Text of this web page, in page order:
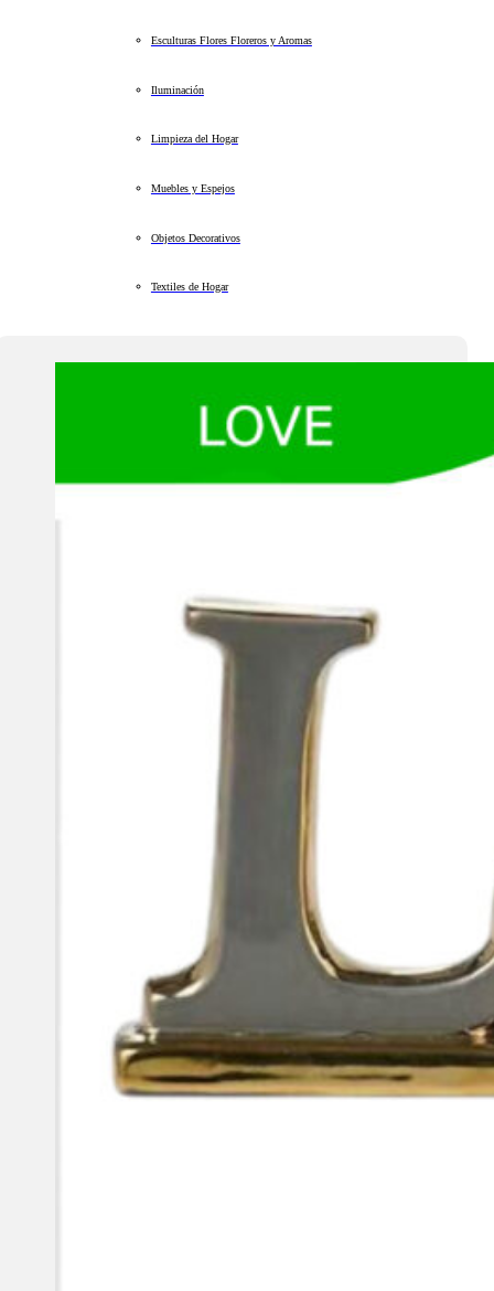
Esculturas Flores Floreros y Aromas
Iluminación
Limpieza del Hogar
Muebles y Espejos
Objetos Decorativos
Textiles de Hogar